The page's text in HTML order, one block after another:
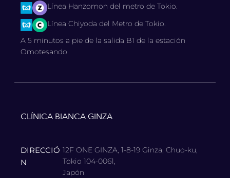
Línea Hanzomon del metro de Tokio.
Línea Chiyoda del Metro de Tokio.
A 5 minutos a pie de la salida B1 de la estación
Omotesando
CLÍNICA BIANCA GINZA
DIRECCIÓ
N
12F ONE GINZA, 1-8-19 Ginza, Chuo-ku,
Tokio 104-0061,
Japón